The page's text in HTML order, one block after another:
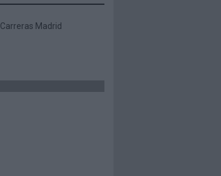
Carreras Madrid